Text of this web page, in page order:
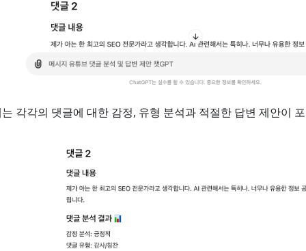
각각의 댓글에 대한 감정, 유형 분석과 적절한 답변 제안이